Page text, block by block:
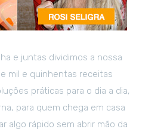
e juntas dividimos a nossa
mil e quinhentas receitas
práticas para o dia a dia,
para quem chega em casa
algo rápido sem abrir mão da